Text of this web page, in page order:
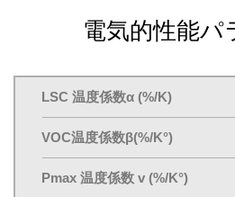
電気的性能パ
LSC 温度係数α (%/K)
VOC温度係数β(%/K°)
Pmax 温度係数 v (%/K°)